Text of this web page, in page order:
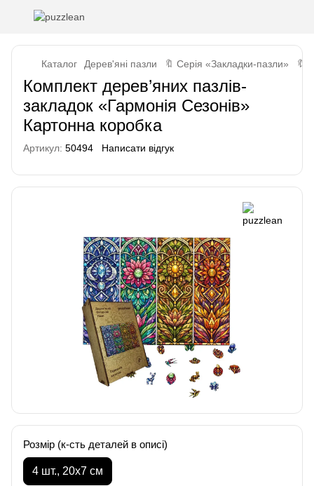
Каталог Дерев'яні пазли 🔖 Серія «Закладки-пазли» 🔖
Комплект дерев’яних пазлів-
закладок «Гармонія Сезонів»
Картонна коробка
Артикул: 50494 Написати відгук
Розмір (к-сть деталей в описі)
4 шт., 20х7 см